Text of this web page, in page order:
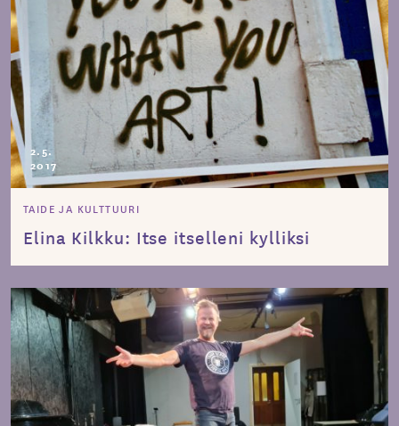
2.5.
2017
TAIDE JA KULTTUURI
Elina Kilkku: Itse itselleni kylliksi